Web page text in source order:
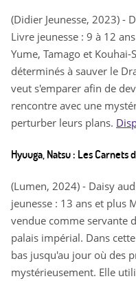
(Didier Jeunesse, 2023) -
Livre jeunesse : 9 à 12
Yume, Tamago et
déterminés à sauver le
veut s'emparer afin de
rencontre avec une
perturber leurs plans.
Hyuuga, Natsu : Les Carnets
(Lumen, 2024) - Daisy
jeunesse : 13 ans et plus
vendue comme servante
palais impérial. Dans
bas jusqu'au jour où des
mystérieusement. Elle